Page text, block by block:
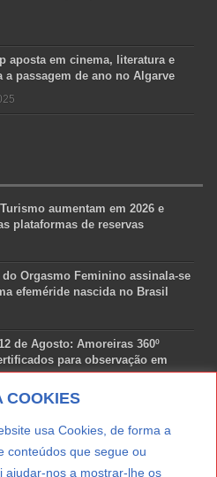
COOKIES
usa Cookies, de forma a
conteúdos que segue ou
ajudar-nos a mostrar-lhe os
aposta em cinema, literatura e
a passagem de ano no Algarve
aumentam em 2026 e
plataformas de reservas
Orgasmo Feminino assinala-se
efeméride nascida no Brasil
de Agosto: Amoreiras 360º
para observação em
prémio internacional de liderança